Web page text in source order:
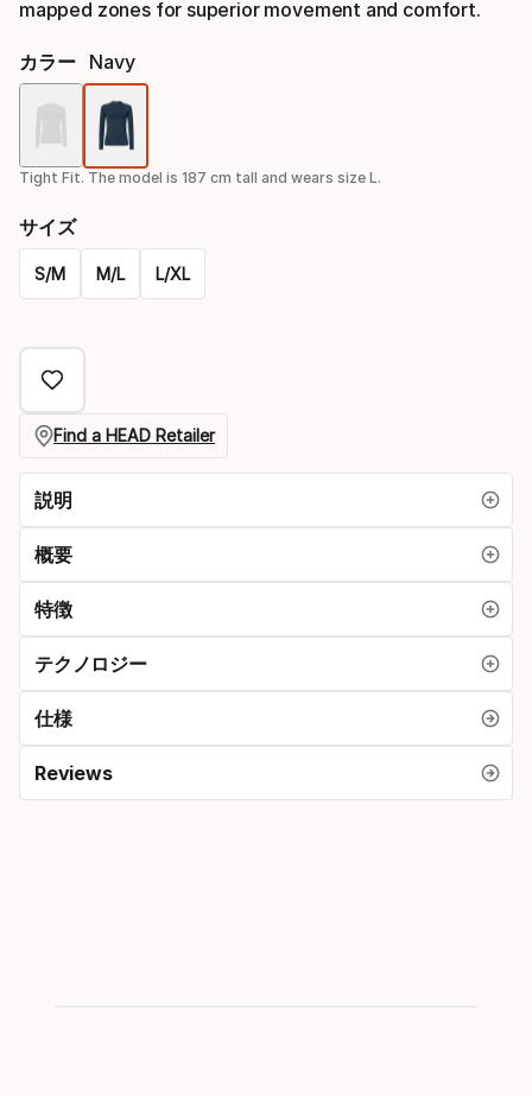
mapped zones for superior movement and comfort.
カラー Navy
オ
シ
ョ
Tight Fit. The model is 187 cm tall and wears size L.
サイズ
S/M M/L L/XL
select
option:
サ
イ
ズ
Find a HEAD Retailer
説明
概要
特徴
テクノロジー
仕様
Reviews